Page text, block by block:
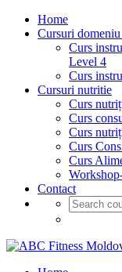
Home
Cursuri
Curs
Level 4
Curs
Cursuri nutritie
Curs
Curs
Curs
Curs
Curs
Contact